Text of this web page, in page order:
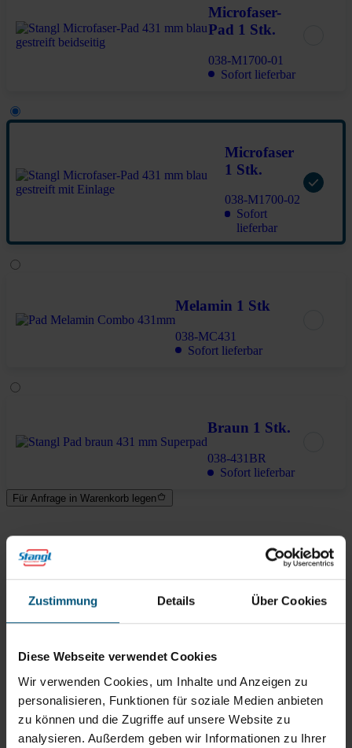
Zustimmung Details Über Cookies
Diese Webseite verwendet Cookies
Wir verwenden Cookies, um Inhalte und Anzeigen zu
personalisieren, Funktionen für soziale Medien anbieten
zu können und die Zugriffe auf unsere Website zu
analysieren. Außerdem geben wir Informationen zu Ihrer
Microfaser-
Pad 1 Stk.
038-M1700-01
Sofort lieferbar
Microfaser
1 Stk.
038-M1700-02
Sofort
lieferbar
Melamin 1 Stk
038-MC431
Sofort lieferbar
Braun 1 Stk.
038-431BR
Sofort lieferbar
Für Anfrage in Warenkorb legen
Lieferung in 6-8 Werktagen
Alle Eigenschaften
Zubehör